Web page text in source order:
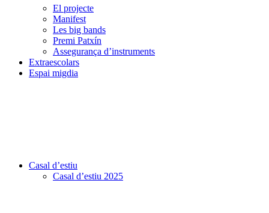
El projecte
Manifest
Les big bands
Premi Patxín
Assegurança d’instruments
Extraescolars
Espai migdia
Casal d’estiu
Casal d’estiu 2025